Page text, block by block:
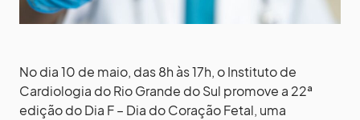
No dia 10 de maio, das 8h às 17h, o Instituto de
Cardiologia do Rio Grande do Sul promove a 22ª
edição do Dia F – Dia do Coração Fetal, uma